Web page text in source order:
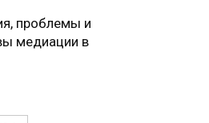
проблемы и
медиации в